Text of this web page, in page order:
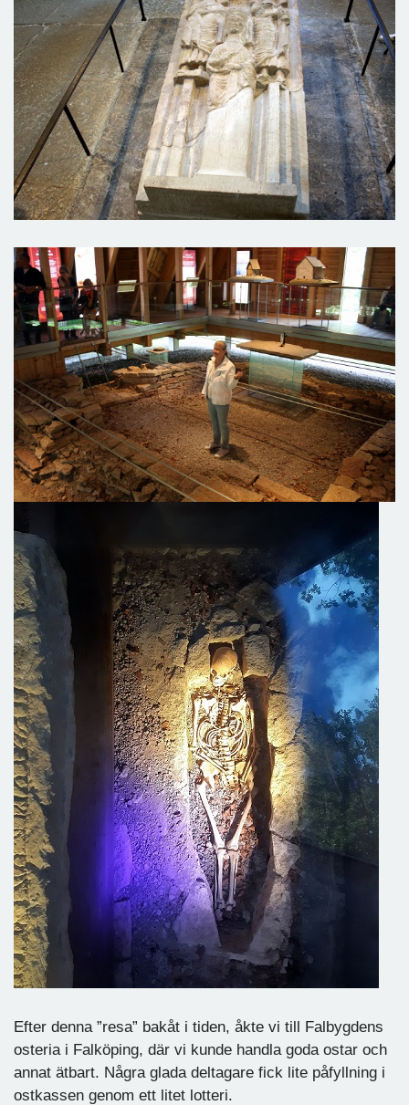
Efter denna ”resa” bakåt i tiden, åkte vi till Falbygdens
osteria i Falköping, där vi kunde handla goda ostar och
annat ätbart. Några glada deltagare fick lite påfyllning i
ostkassen genom ett litet lotteri.